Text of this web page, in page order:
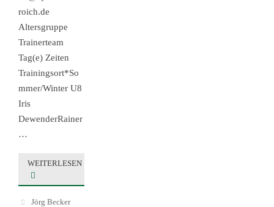
roich.de
Altersgruppe
Trainerteam
Tag(e) Zeiten
Trainingsort*So
mmer/Winter U8
Iris
DewenderRainer
…
WEITERLESEN
Jörg Becker